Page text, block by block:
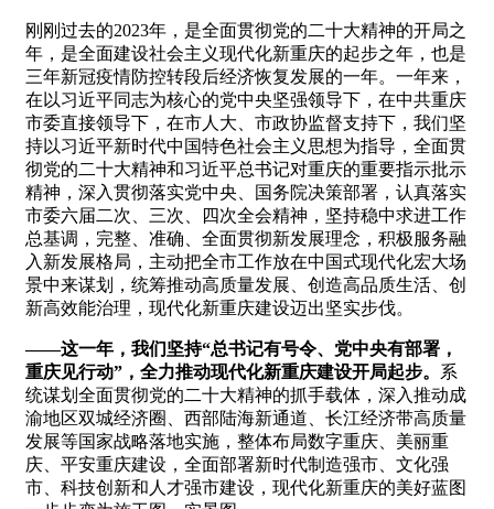
刚刚过去的2023年，是全面贯彻党的二十大精神的开局之
年，是全面建设社会主义现代化新重庆的起步之年，也是
三年新冠疫情防控转段后经济恢复发展的一年。一年来，
在以习近平同志为核心的党中央坚强领导下，在中共重庆
市委直接领导下，在市人大、市政协监督支持下，我们坚
持以习近平新时代中国特色社会主义思想为指导，全面贯
彻党的二十大精神和习近平总书记对重庆的重要指示批示
精神，深入贯彻落实党中央、国务院决策部署，认真落实
市委六届二次、三次、四次全会精神，坚持稳中求进工作
总基调，完整、准确、全面贯彻新发展理念，积极服务融
入新发展格局，主动把全市工作放在中国式现代化宏大场
景中来谋划，统筹推动高质量发展、创造高品质生活、创
新高效能治理，现代化新重庆建设迈出坚实步伐。
——这一年，我们坚持“总书记有号令、党中央有部署，
重庆见行动”，全力推动现代化新重庆建设开局起步。 系
统谋划全面贯彻党的二十大精神的抓手载体，深入推动成
渝地区双城经济圈、西部陆海新通道、长江经济带高质量
发展等国家战略落地实施，整体布局数字重庆、美丽重
庆、平安重庆建设，全面部署新时代制造强市、文化强
市、科技创新和人才强市建设，现代化新重庆的美好蓝图